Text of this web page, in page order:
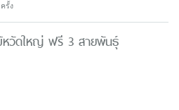
รั้ง
หวัดใหญ่ ฟรี 3 สายพันธ์ุ